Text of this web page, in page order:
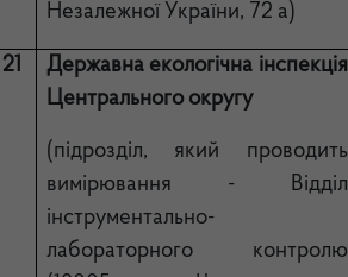
Незалежної України, 72 а)
21 Державна екологічна інспекція
Центральногоокругу
(підрозділ, який проводить
вимірювання - Відділ
інструментально-
лабораторного контролю